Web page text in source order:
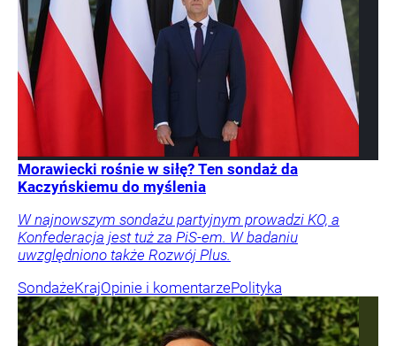
Morawiecki rośnie w siłę? Ten sondaż da
Kaczyńskiemu do myślenia
W najnowszym sondażu partyjnym prowadzi KO, a
Konfederacja jest tuż za PiS-em. W badaniu
uwzględniono także Rozwój Plus.
SondażeKrajOpinie i komentarzePolityka